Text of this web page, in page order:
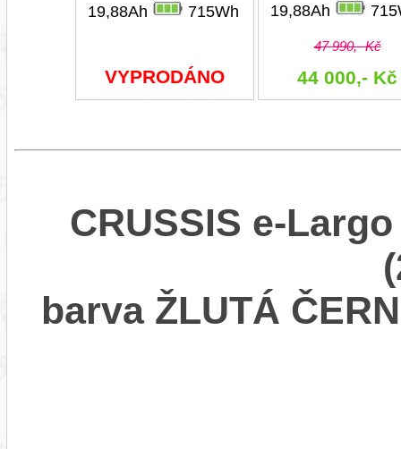
19,88Ah
715Wh
VYPRODÁNO
19,88Ah
47 990,- Kč
44 000,- Kč
CRUSSIS e-
barva ŽLUTÁ